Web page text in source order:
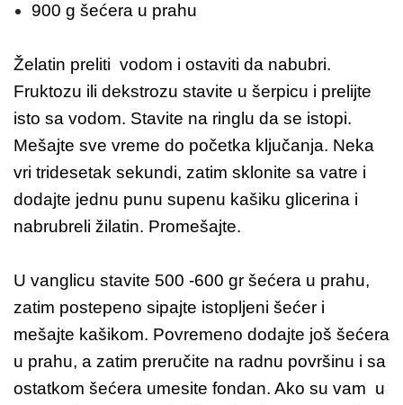
900 g šećera u prahu
Želatin preliti vodom i ostaviti da nabubri.
Fruktozu ili dekstrozu stavite u šerpicu i prelijte
isto sa vodom. Stavite na ringlu da se istopi.
Mešajte sve vreme do početka ključanja. Neka
vri tridesetak sekundi, zatim sklonite sa vatre i
dodajte jednu punu supenu kašiku glicerina i
nabrubreli žilatin. Promešajte.
U vanglicu stavite 500 -600 gr šećera u prahu,
zatim postepeno sipajte istopljeni šećer i
mešajte kašikom. Povremeno dodajte još šećera
u prahu, a zatim preručite na radnu površinu i sa
ostatkom šećera umesite fondan. Ako su vam u